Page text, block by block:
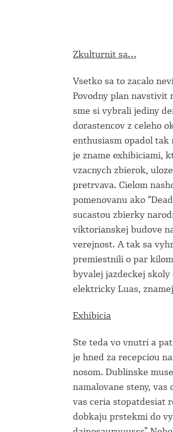
Zkulturnit sa…
Vsetko sa to zacalo
Povodny plan navstivit
sme si vybrali jediny
dorastencov z celeho
enthusiasm opadol
je zname exhibiciami,
vzacnych zbierok,
pretrvava. Cielom
pomenovanu ako
sucastou zbierky
viktorianskej budove
verejnost. A tak sa
premiestnili o par
byvalej jazdeckej
elektricky Luas,
Exhibicia
Ste teda vo vnutri a
je hned za recepciou
nosom. Dublinske
namalovane steny,
vas ceria stopatdesiat
dobkaju prstekmi do